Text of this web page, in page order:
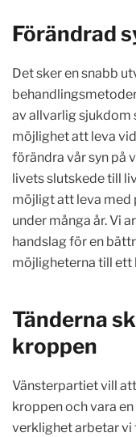
Förändrad
Det sker en snabb
av allvarlig sjukdom
möjlighet att leva
förändra vår syn på
livets slutskede till
möjligt att leva med
under många år. Vi
handslag för en
möjligheterna till ett
Tänderna
kroppen
Vänsterpartiet vill
kroppen och vara
verklighet arbetar vi